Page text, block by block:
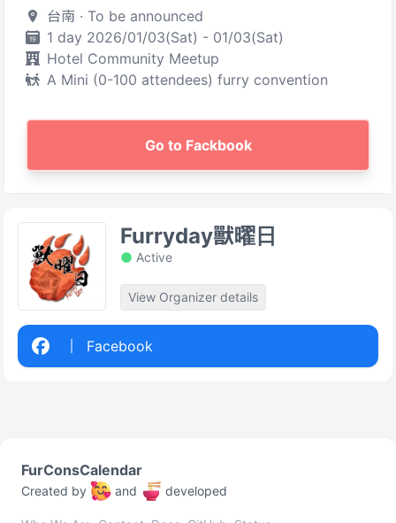
台南 · To be announced
1 day 2026/01/03(Sat) - 01/03(Sat)
Hotel Community Meetup
A Mini (0-100 attendees) furry convention
Go to Fackbook
Furryday獸曜日
Active
View Organizer details
Facebook
FurConsCalendar
Created by and developed